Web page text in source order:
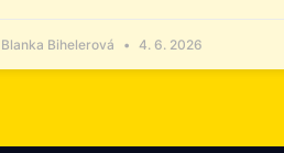
Blanka Bihelerová 4. 6. 2026